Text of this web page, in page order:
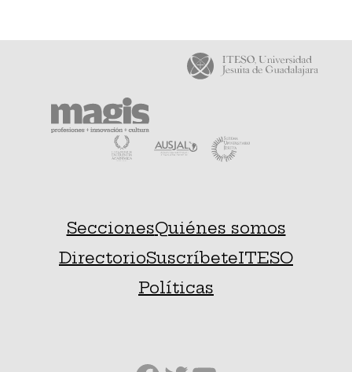
SeccionesQuiénes somos
DirectorioSuscríbeteITESO
Políticas